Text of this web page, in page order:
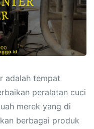
adalah tempat
peralatan cuci
merek yang di
berbagai produk